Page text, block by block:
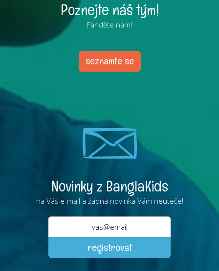
Poznejte náš tým!
Fanděte nám!
seznamte se
Novinky z BanglaKids
na Váš e-mail a žádná novinka Vám neuteče!